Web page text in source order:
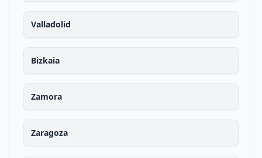
Valladolid
Bizkaia
Zamora
Zaragoza